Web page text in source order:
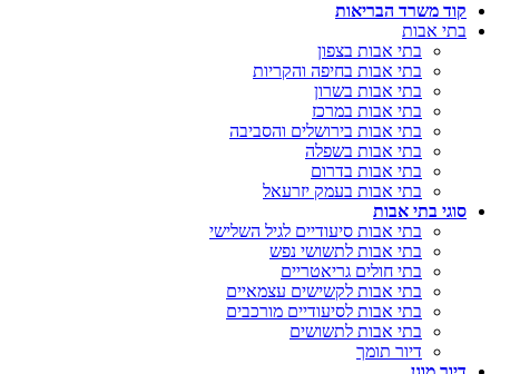
קוד משרד הבריאות
בתי אבות
בתי אבות בצפון
בתי אבות בחיפה והקריות
בתי אבות בשרון
בתי אבות במרכז
בתי אבות בירושלים והסביבה
בתי אבות בשפלה
בתי אבות בדרום
בתי אבות בעמק יזרעאל
סוגי בתי אבות
בתי אבות סיעודיים לגיל השלישי
בתי אבות לתשושי נפש
בתי חולים גריאטריים
בתי אבות לקשישים עצמאיים
בתי אבות לסיעודיים מורכבים
בתי אבות לתשושים
דיור תומך